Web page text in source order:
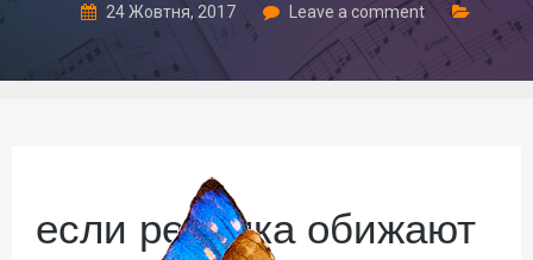
24 Жовтня, 2017 Leave a comment
если ребенка обижают